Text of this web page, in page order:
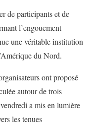
de participants et de
l’engouement
une véritable institution
du Nord.
ont proposé
autour de trois
a mis en lumière
les tenues